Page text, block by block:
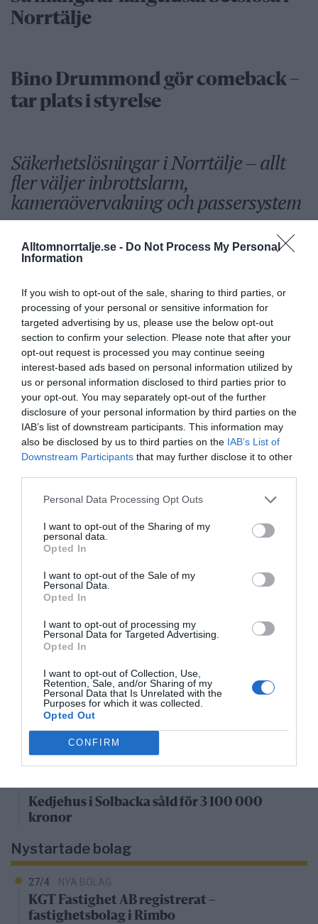
Alltomnorrtalje.se - Do Not Process My Personal
Information
If you wish to opt-out of the sale, sharing to third parties, or
processing of your personal or sensitive information for
targeted advertising by us, please use the below opt-out
section to confirm your selection. Please note that after your
opt-out request is processed you may continue seeing
interest-based ads based on personal information utilized by
us or personal information disclosed to third parties prior to
your opt-out. You may separately opt-out of the further
disclosure of your personal information by third parties on the
IAB’s list of downstream participants. This information may
also be disclosed by us to third parties on the IAB’s List of
Downstream Participants that may further disclose it to other
Personal Data Processing Opt Outs
I want to opt-out of the Sharing of my
personal data.
Opted In
I want to opt-out of the Sale of my
Personal Data.
Opted In
I want to opt-out of processing my
Personal Data for Targeted Advertising.
Opted In
I want to opt-out of Collection, Use,
Retention, Sale, and/or Sharing of my
Personal Data that Is Unrelated with the
Purposes for which it was collected.
Opted Out
CONFIRM
Norrtälje
Bino Drummond gör comeback –
tar plats i styrelse
Säkerhetslösningar i Norrtälje – allt
fler väljer inbrottslarm,
kameraövervakning och passersystem
Rospiggarna laddar för
hemmamatch mot serieledarna
BKV går med i nytt
fotbollsnätverk med AIK
Rospiggarna tog ny seger:
”Hoppas vi kan göra underverk”
28/4 FASTIGHETSKÖP
Fritidshus på Vätö såld för 1 895 000 kronor
20/4 FASTIGHETSKÖP
Lägenhet på Grossgärdet såld för 1 550 000
kronor
FASTIGHETSKÖP
Lägenhet i Färsna såld för 2 100 000 kronor
5/4 FASTIGHETSKÖP
Lägenhet i Gransäter såld för 1 150 000
kronor
Kedjehus i Solbacka såld för 3 100 000
kronor
Nystartade bolag
27/4 NYA BOLAG
KGT Fastighet AB registrerat –
fastighetsbolag i Rimbo